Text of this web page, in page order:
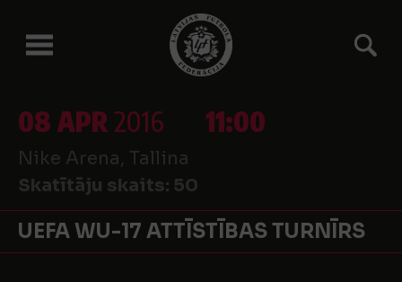
08 APR2016 11:00
Nike Arena, Tallina
Skatītāju skaits: 50
UEFA WU-17 ATTĪSTĪBAS TURNĪRS